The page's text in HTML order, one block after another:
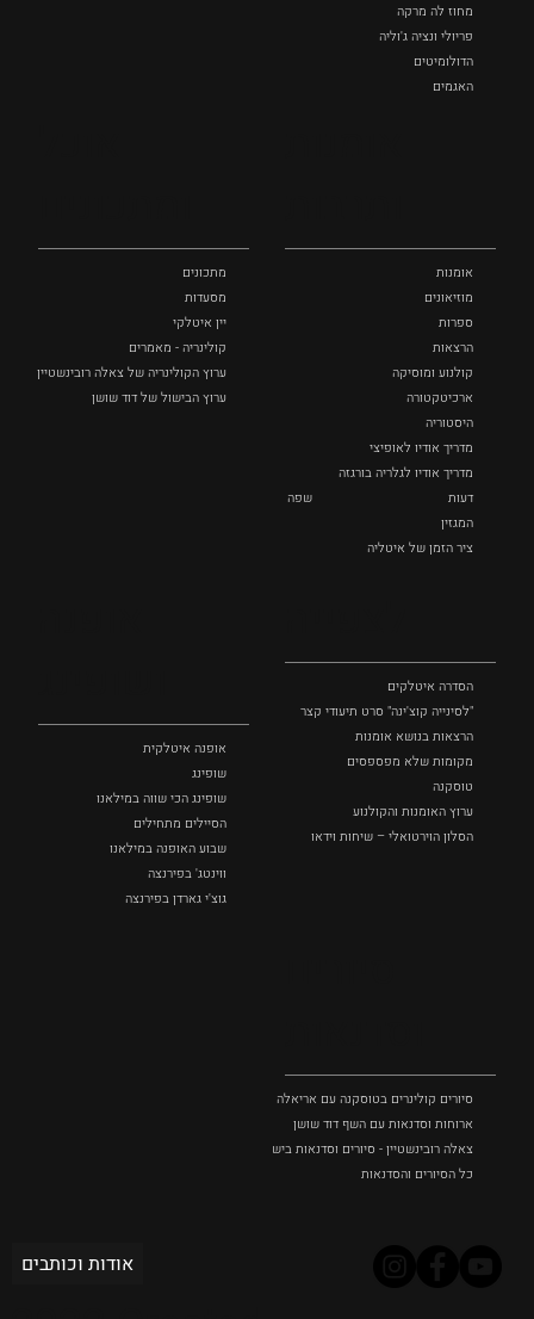
מחוז לה מרקה
פריולי ונציה ג'וליה
הדולומיטים
האגמים
אומנות
מוזיאונים
ספרות
הרצאות
קולנוע ומוסיקה
ארכיטקטורה
היסטוריה
מדריך אודיו לאופיצי
מדריך אודיו לגלריה בורגזה
דעות
שפה
המגזין
ציר הזמן של איטליה
מתכונים
מסעדות
יין איטלקי
קולינריה - מאמרים
ערוץ הקולינריה של צאלה רובינשטיין
ערוץ הבישול של דוד שושן
הסדרה איטלקים
"לסינייה קוצ'ינה" סרט תיעודי קצר
הרצאות בנושא אומנות
מקומות שלא מפספסים
טוסקנה
ערוץ האומנות והקולנוע
הסלון הוירטואלי – שיחות וידאו
אופנה איטלקית
שופינג
שופינג הכי שווה במילאנו
הסיילים מתחילים
שבוע האופנה במילאנו
ווינטג' בפירנצה
גוצ'י גארדן בפירנצה
סיורים קולינרים בטוסקנה עם אריאלה בנקיר
ארוחות וסדנאות עם השף דוד שושן
צאלה רובינשטיין - סיורים וסדנאות בישול בטוסקנה
כל הסיורים והסדנאות
אודות וכותבים